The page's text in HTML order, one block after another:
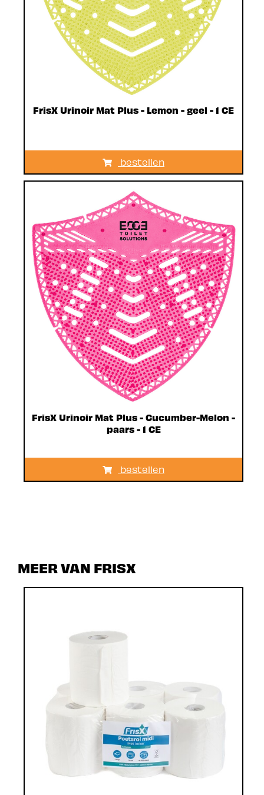
FrisX Urinoir Mat Plus - Lemon - geel - 1 CE
bestellen
FrisX Urinoir Mat Plus - Cucumber-Melon -
paars - 1 CE
bestellen
MEER VAN FRISX